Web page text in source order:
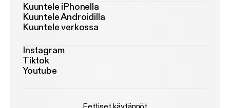
Kuuntele iPhonella
Kuuntele Androidilla
Kuuntele verkossa
Instagram
Tiktok
Youtube